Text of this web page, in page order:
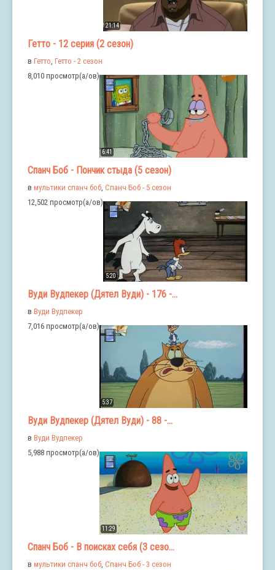
21:14
Гетто - 12 серия (2 сезон)
в Гетто Гетто - 2 сезон
8,010 просмотр(а/ов)
6:41
Спанч Боб - Пончик стыда (5 сезон)
в мультики спанч боб Спанч Боб - 5 сезон
12,502 просмотр(а/ов)
5:20
Вуди Вудпекер (Дятел Вуди) - 176 -...
в Вуди Вудпекер
7,016 просмотр(а/ов)
5:37
Вуди Вудпекер (Дятел Вуди) - 88 -...
в Вуди Вудпекер
5,988 просмотр(а/ов)
11:29
Спанч Боб - В поисках себя (3 сезо...
в мультики спанч боб, Спанч Боб - 3 сезон